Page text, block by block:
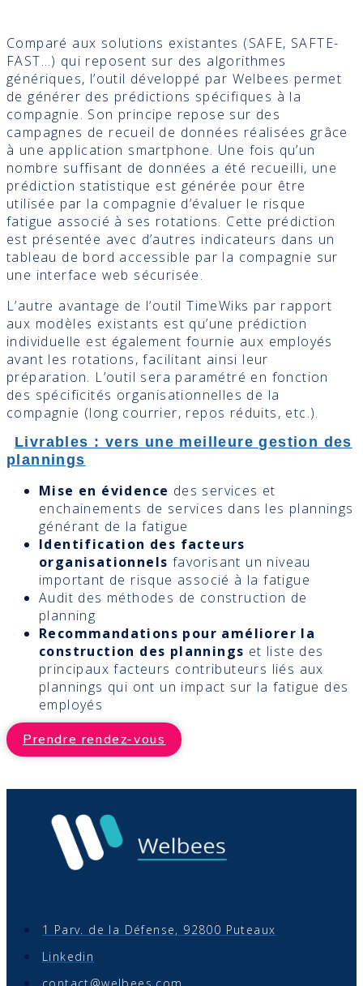
Comparé aux solutions existantes (SAFE, SAFTE-
FAST…) qui reposent sur des algorithmes
génériques, l’outil développé par Welbees permet
de générer des prédictions spécifiques à la
compagnie. Son principe repose sur des
campagnes de recueil de données réalisées grâce
à une application smartphone. Une fois qu’un
nombre suffisant de données a été recueilli, une
prédiction statistique est générée pour être
utilisée par la compagnie d’évaluer le risque
fatigue associé à ses rotations. Cette prédiction
est présentée avec d’autres indicateurs dans un
tableau de bord accessible par la compagnie sur
une interface web sécurisée.
L’autre avantage de l’outil TimeWiks par rapport
aux modèles existants est qu’une prédiction
individuelle est également fournie aux employés
avant les rotations, facilitant ainsi leur
préparation. L’outil sera paramétré en fonction
des spécificités organisationnelles de la
compagnie (long courrier, repos réduits, etc.).
Livrables : vers une meilleure gestion des
plannings
Mise en évidence des services et
enchainements de services dans les plannings
générant de la fatigue
Identification des facteurs
organisationnels favorisant un niveau
important de risque associé à la fatigue
Audit des méthodes de construction de
planning
Recommandations pour améliorer la
construction des plannings et liste des
principaux facteurs contributeurs liés aux
plannings qui ont un impact sur la fatigue des
employés
Prendre rendez-vous
1 Parv. de la Défense, 92800 Puteaux
Linkedin